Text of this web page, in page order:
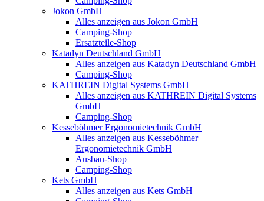
Jokon GmbH
Alles anzeigen aus Jokon GmbH
Camping-Shop
Ersatzteile-Shop
Katadyn Deutschland GmbH
Alles anzeigen aus Katadyn Deutschland GmbH
Camping-Shop
KATHREIN Digital Systems GmbH
Alles anzeigen aus KATHREIN Digital Systems
GmbH
Camping-Shop
Kesseböhmer Ergonomietechnik GmbH
Alles anzeigen aus Kesseböhmer
Ergonomietechnik GmbH
Ausbau-Shop
Camping-Shop
Kets GmbH
Alles anzeigen aus Kets GmbH